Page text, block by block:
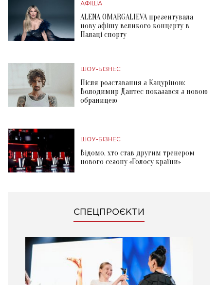
АФІША
ALENA OMARGALIEVA презентувала
нову афішу великого концерту в
Палаці спорту
ШОУ-БІЗНЕС
Після розставання з Кацуріною:
Володимир Дантес показався з новою
обраницею
ШОУ-БІЗНЕС
Відомо, хто став другим тренером
нового сезону «Голосу країни»
СПЕЦПРОЄКТИ